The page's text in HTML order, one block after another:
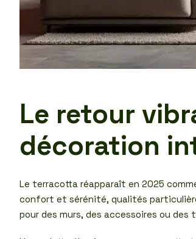
Le retour
décoration
Le terracotta réapparaît en 2025
confort et sérénité, qualités
pour des murs, des accessoires ou